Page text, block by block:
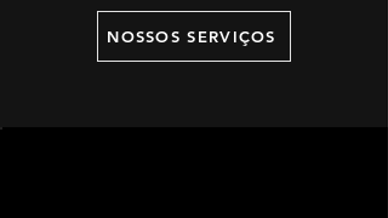
NOSSOS SERVIÇOS